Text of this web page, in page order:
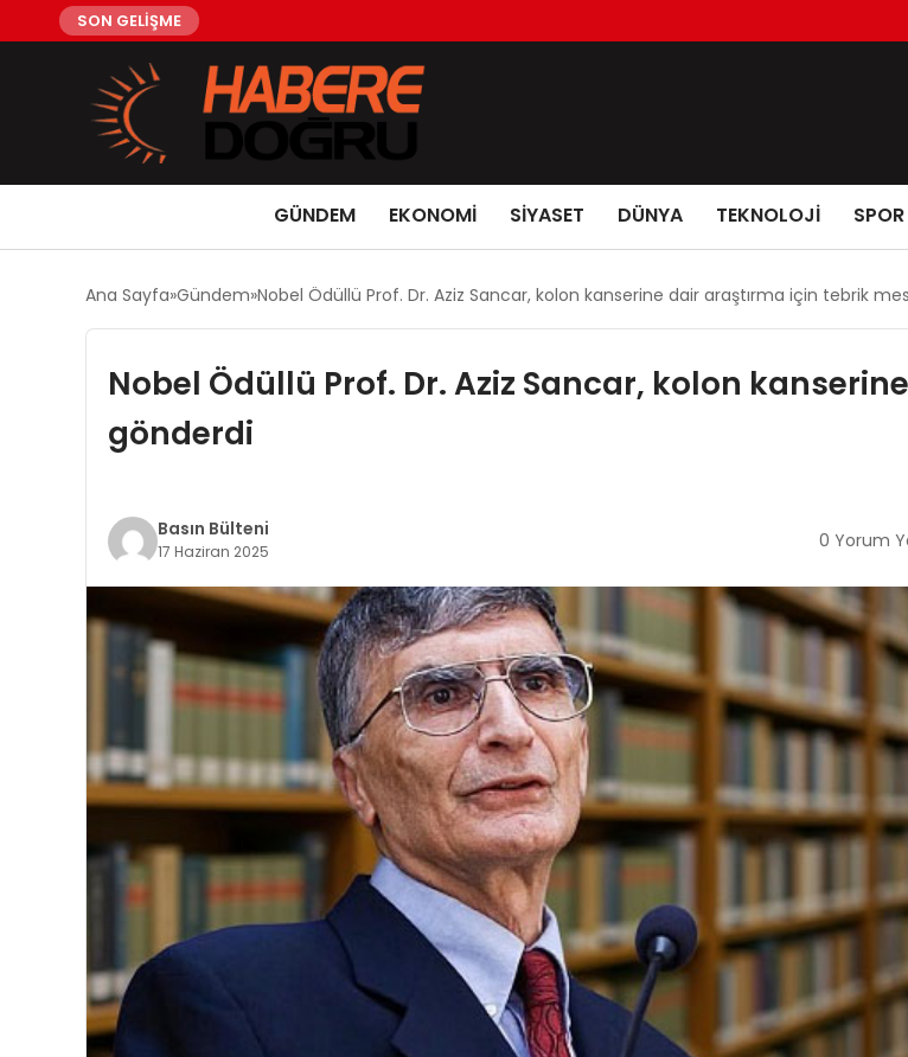
SON GELİŞME
GÜNDEM EKONOMİ SİYASET DÜNYA TEKNOLOJİ SPOR
Ana Sayfa Gündem Nobel Ödüllü Prof. Dr. Aziz Sancar, kolon kanserine dair araştırma için tebrik
Nobel Ödüllü Prof. Dr. Aziz Sancar, kolon
gönderdi
Basın Bülteni
17 Haziran 2025 0 Yorum